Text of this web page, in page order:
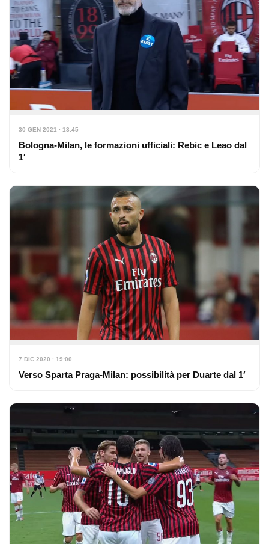
30 GEN 2021 · 13:45
Bologna-Milan, le formazioni ufficiali: Rebic e Leao dal
1′
7 DIC 2020 · 19:00
Verso Sparta Praga-Milan: possibilità per Duarte dal 1′